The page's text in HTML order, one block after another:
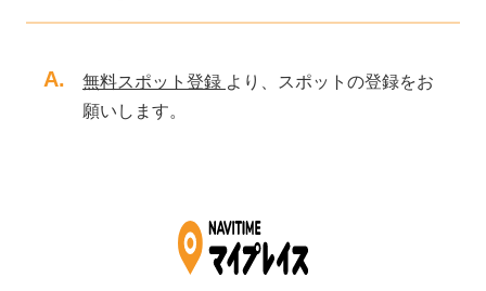
A. 無料スポット登録 より、スポットの登録をお
願いします。